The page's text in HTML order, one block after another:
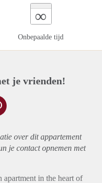
∞
Onbepaalde tijd
je vrienden!
over ditappartement
je contact opnemen met
in the heart of